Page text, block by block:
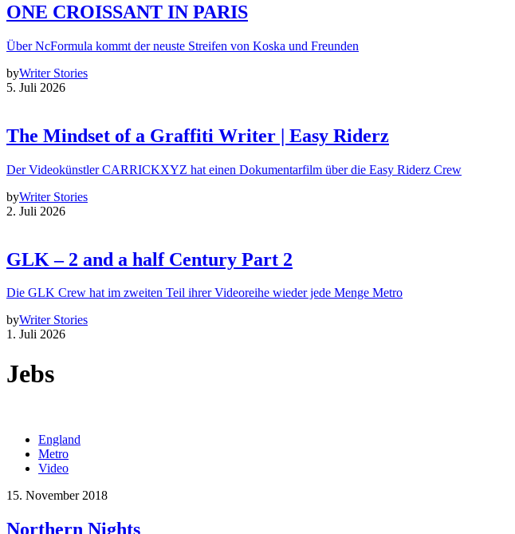
ONE CROISSANT IN PARIS
Über NcFormula kommt der neuste Streifen von Koska und Freunden
byWriter Stories
5. Juli 2026
The Mindset of a Graffiti Writer | Easy Riderz
Der Videokünstler CARRICKXYZ hat einen Dokumentarfilm über die Easy Riderz Crew
byWriter Stories
2. Juli 2026
GLK – 2 and a half Century Part 2
Die GLK Crew hat im zweiten Teil ihrer Videoreihe wieder jede Menge Metro
byWriter Stories
1. Juli 2026
Jebs
England
Metro
Video
15. November 2018
Northern Nights